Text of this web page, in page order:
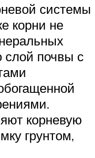
системы
корни не
слой почвы с
корневую
грунтом,